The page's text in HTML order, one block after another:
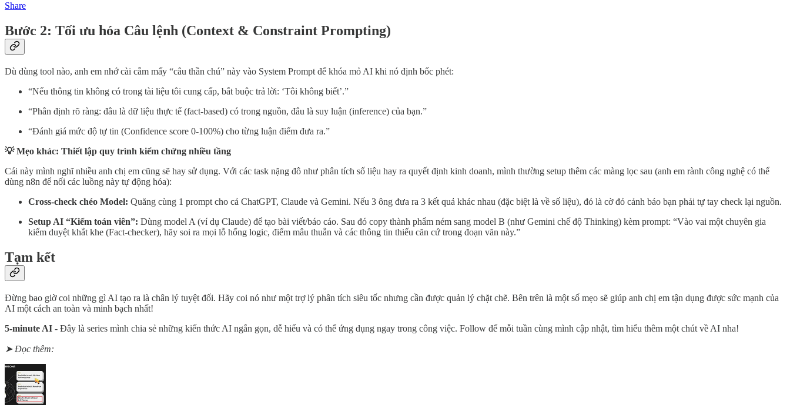
Share
Bước 2: Tối ưu hóa Câu lệnh (Context & Constraint Prompting)
Dù dùng tool nào, anh em nhớ cài cắm mấy “câu thần chú” này vào System Prompt để khóa mỏ AI khi nó định bốc phét:
“Nếu thông tin không có trong tài liệu tôi cung cấp, bắt buộc trả lời: ‘Tôi không biết’.”
“Phân định rõ ràng: đâu là dữ liệu thực tế (fact-based) có trong nguồn, đâu là suy luận (inference) của bạn.”
“Đánh giá mức độ tự tin (Confidence score 0-100%) cho từng luận điểm đưa ra.”
💡 Mẹo khác: Thiết lập quy trình kiểm chứng nhiều tầng
Cái này mình nghĩ nhiều anh chị em cũng sẽ hay sử dụng. Với các task nặng đô như phân tích số liệu hay ra quyết định kinh doanh, mình thường setup thêm các màng lọc sau (anh em rành công nghệ có thể
dùng n8n để nối các luồng này tự động hóa):
Cross-check chéo Model: Quăng cùng 1 prompt cho cả ChatGPT, Claude và Gemini. Nếu 3 ông đưa ra 3 kết quả khác nhau (đặc biệt là về số liệu), đó là cờ đỏ cảnh báo bạn phải tự tay check lại nguồn.
Setup AI “Kiểm toán viên”: Dùng model A (ví dụ Claude) để tạo bài viết/báo cáo. Sau đó copy thành phẩm ném sang model B (như Gemini chế độ Thinking) kèm prompt: “Vào vai một chuyên gia
kiểm duyệt khắt khe (Fact-checker), hãy soi ra mọi lỗ hổng logic, điểm mâu thuẫn và các thông tin thiếu căn cứ trong đoạn văn này.”
Tạm kết
Đừng bao giờ coi những gì AI tạo ra là chân lý tuyệt đối. Hãy coi nó như một trợ lý phân tích siêu tốc nhưng cần được quản lý chặt chẽ. Bên trên là một số mẹo sẽ giúp anh chị em tận dụng được sức mạnh của
AI một cách an toàn và minh bạch nhất!
5-minute AI - Đây là series mình chia sẻ những kiến thức AI ngắn gọn, dễ hiểu và có thể ứng dụng ngay trong công việc. Follow để mỗi tuần cùng mình cập nhật, tìm hiểu thêm một chút về AI nha!
➤ Đọc thêm: